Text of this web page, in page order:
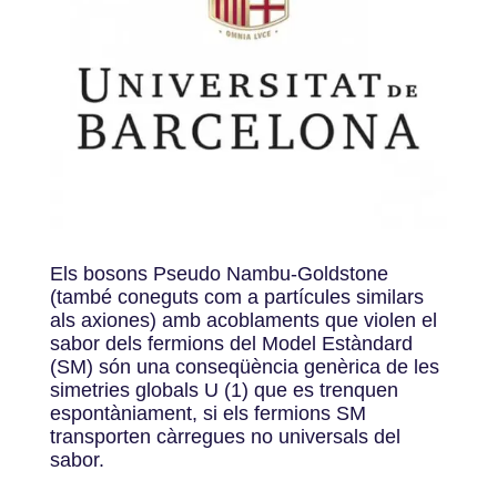
Els bosons Pseudo Nambu-Goldstone
(també coneguts com a partícules similars
als axiones) amb acoblaments que violen el
sabor dels fermions del Model Estàndard
(SM) són una conseqüència genèrica de les
simetries globals U (1) que es trenquen
espontàniament, si els fermions SM
transporten càrregues no universals del
sabor.